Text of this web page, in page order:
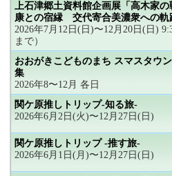
上石津郷土資料館企画展「高木家
康との宿縁 交代寄合美濃衆への軌
2026年7月12日(日)〜12月20日(日)
まで）
おおがきこどものまち スマスタウ
集
2026年8〜12月 各日
関ケ原推しトリップ-知る旅-
2026年6月2日(火)〜12月27日(日)
関ケ原推しトリップ -推す旅-
2026年6月1日(月)〜12月27日(日)